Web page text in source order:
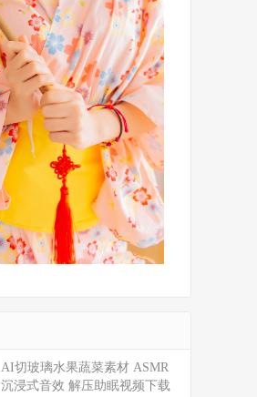
​​AI切玻璃水果蔬菜素材 ASMR
沉浸式音效 解压助眠视频下载